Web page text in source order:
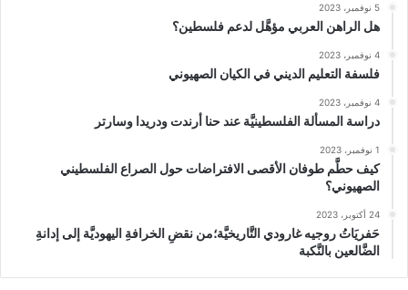
5 نوفمبر، 2023
هل الراهن العربي مؤهَّل لدعم فلسطين؟
4 نوفمبر، 2023
فلسفة التعليم الديني في الكيان الصهيوني
4 نوفمبر، 2023
دراسة المسألة الفلسطينيَّة عند حنا أرندت ودريدا وسارتر
1 نوفمبر، 2023
كيف حطَّم طوفان الأقصى الافتراضات حول الصراع الفلسطيني
الصهيوني؟
24 أكتوبر، 2023
حَفريَاتُ روجيه غارودي التَّاريخيَّة؛من نقضِ الخرافةِ اليهوديَّة إلى إدانةِ
الضَّالعين بالنَّكبة